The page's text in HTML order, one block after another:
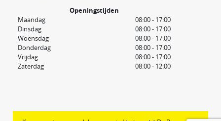
Openingstijden
Maandag
08:00 - 17:00
Dinsdag
08:00 - 17:00
Woensdag
08:00 - 17:00
Donderdag
08:00 - 17:00
Vrijdag
08:00 - 17:00
Zaterdag
08:00 - 12:00